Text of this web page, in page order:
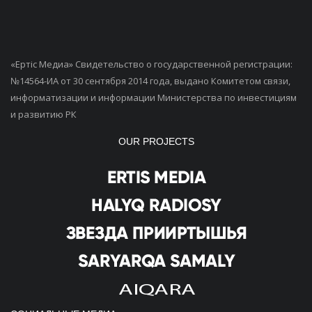
«Ертiс Медиа» Свидетельство о государственной регистрации:
№14564-ИА от 30 сентября 2014 года, выдано Комитетом связи,
информатизации и информации Министерства по инвестициям
и развитию РК
OUR PROJECTS